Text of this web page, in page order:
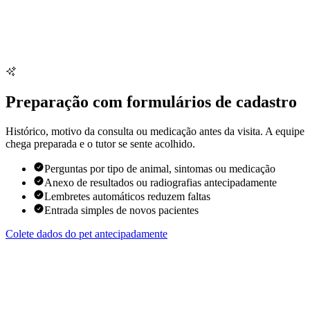
Preparação com formulários de cadastro
Histórico, motivo da consulta ou medicação antes da visita. A equipe
chega preparada e o tutor se sente acolhido.
Perguntas por tipo de animal, sintomas ou medicação
Anexo de resultados ou radiografias antecipadamente
Lembretes automáticos reduzem faltas
Entrada simples de novos pacientes
Colete dados do pet antecipadamente